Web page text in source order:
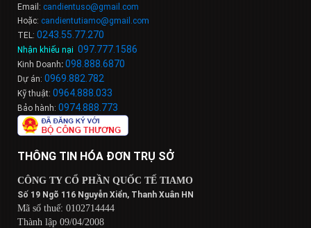
Email: candientuso@gmail.com
Hoặc: candientutiamo@gmail.com
TEL: 0243.55.77.270
Nhận khiếu nại 097.777.1586
Kinh Doanh: 098.888.6870
Dự án: 0969.882.782
Kỹ thuật: 0964.888.033
Bảo hành: 0974.888.773
THÔNG TIN HÓA ĐƠN TRỤ SỞ
CÔNG TY CỔ PHẦN QUỐC TẾ TIAMO
Số 19 Ngõ 116 Nguyễn Xiển, Thanh Xuân HN
Mã số thuế: 0102714444
Thành lập 09/04/2008